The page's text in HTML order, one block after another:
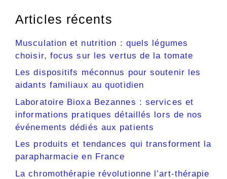
Articles récents
Musculation et nutrition : quels légumes
choisir, focus sur les vertus de la tomate
Les dispositifs méconnus pour soutenir les
aidants familiaux au quotidien
Laboratoire Bioxa Bezannes : services et
informations pratiques détaillés lors de nos
événements dédiés aux patients
Les produits et tendances qui transforment la
parapharmacie en France
La chromothérapie révolutionne l’art-thérapie